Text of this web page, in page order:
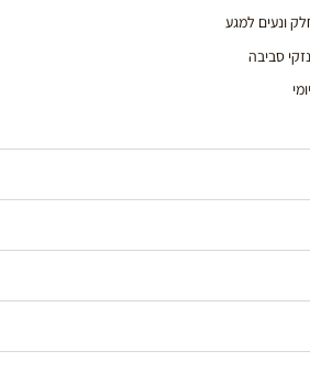
ונעים למגע
סביבה